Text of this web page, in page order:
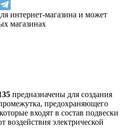
интернет-магазина и может
магазинах
предназначены для создания
предохраняющего
входят в состав подвески
воздействия электрической